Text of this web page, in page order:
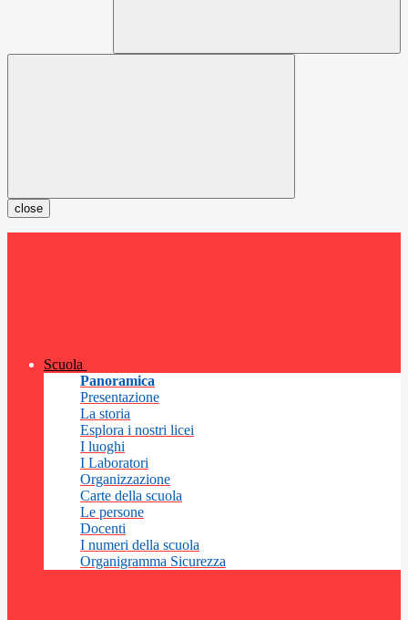
close
Scuola
Panoramica
Presentazione
La storia
Esplora i nostri licei
I luoghi
I Laboratori
Organizzazione
Carte della scuola
Le persone
Docenti
I numeri della scuola
Organigramma Sicurezza